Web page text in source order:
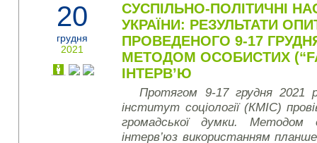
20
грудня
2021
СУСПІЛЬНО-ПОЛІТИЧНІ
УКРАЇНИ: РЕЗУЛЬТАТИ
ПРОВЕДЕНОГО 9-17
МЕТОДОМ ОСОБИСТИХ
ІНТЕРВ’Ю
Протягом 9-17 грудня 2021
інститут соціології (КМІС)
громадської думки. Методом
інтерв’юз використанням